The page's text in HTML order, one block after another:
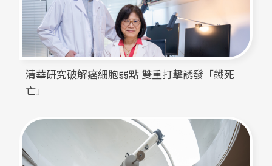
清華研究破解癌細胞弱點 雙重打擊誘發「鐵死
亡」